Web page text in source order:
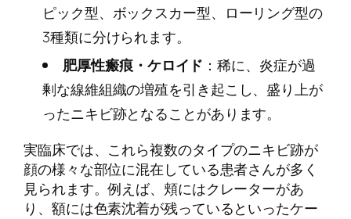
ピック型、ボックスカー型、ローリング型の
3種類に分けられます。
肥厚性瘢痕・ケロイド ：稀に、炎症が過
剰な線維組織の増殖を引き起こし、盛り上が
ったニキビ跡となることがあります。
実臨床では、これら複数のタイプのニキビ跡が
顔の様々な部位に混在している患者さんが多く
見られます。例えば、頬にはクレーターがあ
り、額には色素沈着が残っているといったケー